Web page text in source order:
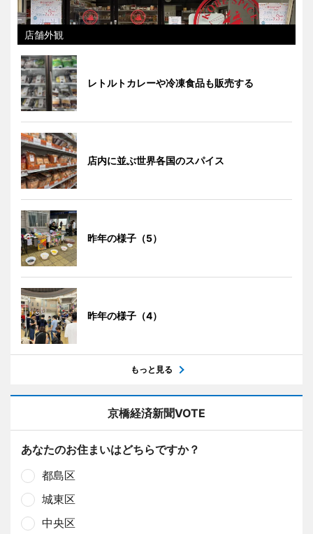
店舗外観
レトルトカレーや冷凍食品も販売する
店内に並ぶ世界各国のスパイス
昨年の様子（5）
昨年の様子（4）
もっと見る
京橋経済新聞VOTE
あなたのお住まいはどちらですか？
都島区
城東区
中央区